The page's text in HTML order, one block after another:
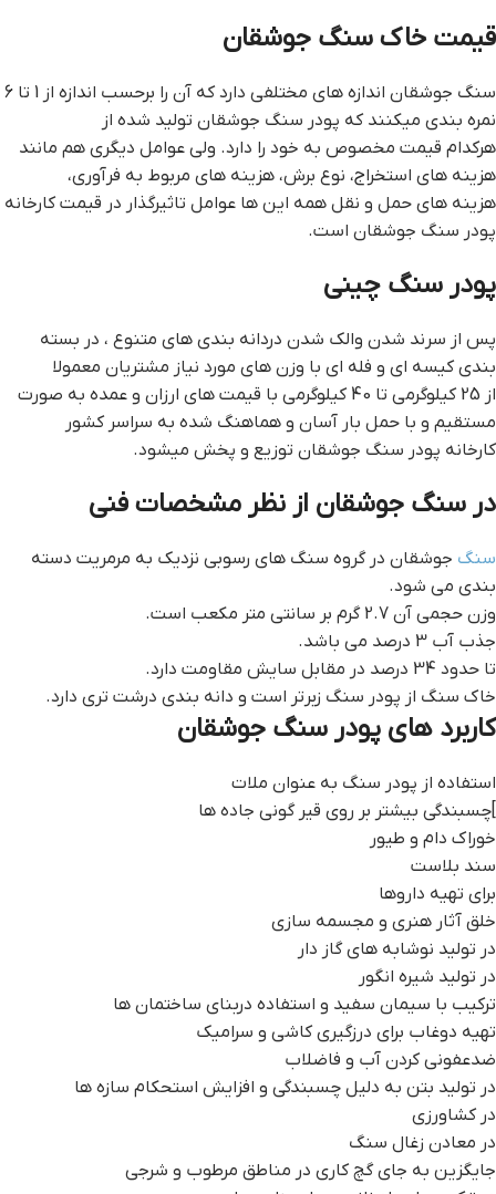
قیمت خاک سنگ جوشقان
سنگ جوشقان اندازه های مختلفی دارد که آن را برحسب اندازه از 1 تا 6
نمره بندی میکنند که پودر سنگ جوشقان تولید شده از
هرکدام قیمت مخصوص به خود را دارد. ولی عوامل دیگری هم مانند
هزینه های استخراج، نوع برش، هزینه های مربوط به فرآوری،
هزینه های حمل و نقل همه این ها عوامل تاثیرگذار در قیمت کارخانه
پودر سنگ جوشقان است.
پودر سنگ چینی
پس از سرند شدن والک شدن دردانه بندی های متنوع ، در بسته
بندی کیسه ای و فله ای با وزن های مورد نیاز مشتریان معمولا
از 25 کیلوگرمی تا 40 کیلوگرمی با قیمت های ارزان و عمده به صورت
مستقیم و با حمل بار آسان و هماهنگ شده به سراسر کشور
کارخانه پودر سنگ جوشقان توزیع و پخش میشود.
در سنگ جوشقان از نظر مشخصات فنی
سنگ جوشقان در گروه سنگ های رسوبی نزدیک به مرمریت دسته
بندی می شود.
وزن حجمی آن 2.7 گرم بر سانتی متر مکعب است.
جذب آب 3 درصد می باشد.
تا حدود 34 درصد در مقابل سایش مقاومت دارد.
خاک سنگ از پودر سنگ زبرتر است و دانه بندی درشت تری دارد.
کاربرد های پودر سنگ جوشقان
استفاده از پودر سنگ به عنوان ملات
]چسبندگی بیشتر بر روی قیر گونی جاده ها
خوراک دام و طیور
سند بلاست
برای تهیه داروها
خلق آثار هنری و مجسمه سازی
در تولید نوشابه های گاز دار
در تولید شیره انگور
ترکیب با سیمان سفید و استفاده دربنای ساختمان ها
تهیه دوغاب برای درزگیری کاشی و سرامیک
ضدعفونی کردن آب و فاضلاب
در تولید بتن به دلیل چسبندگی و افزایش استحکام سازه ها
در کشاورزی
در معادن زغال سنگ
جایگزین به جای گچ کاری در مناطق مرطوب و شرجی